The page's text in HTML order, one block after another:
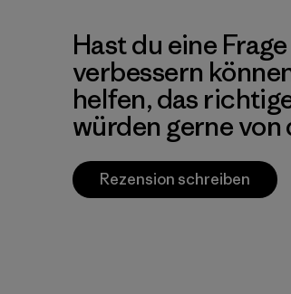
Hast du eine
verbessern
helfen, das
würden gerne von
Rezension schreiben